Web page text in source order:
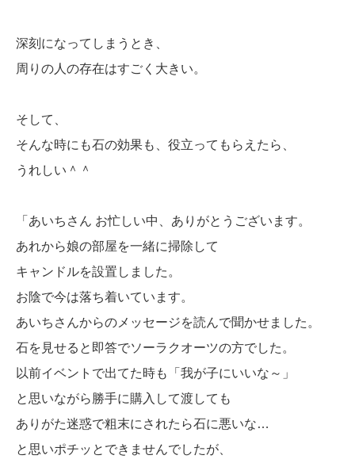
深刻になってしまうとき、
周りの人の存在はすごく大きい。
そして、
そんな時にも石の効果も、役立ってもらえたら、
うれしい＾＾
「あいちさん お忙しい中、ありがとうございます。
あれから娘の部屋を一緒に掃除して
キャンドルを設置しました。
お陰で今は落ち着いています。
あいちさんからのメッセージを読んで聞かせました。
石を見せると即答でソーラクオーツの方でした。
以前イベントで出てた時も「我が子にいいな～」
と思いながら勝手に購入して渡しても
ありがた迷惑で粗末にされたら石に悪いな…
と思いポチッとできませんでしたが、